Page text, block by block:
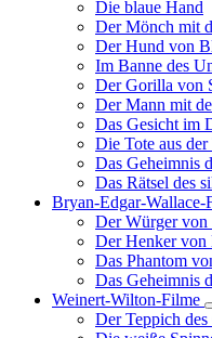
Die blaue Hand
Der Mönch mit
Der Hund von
Im Banne des
Der Gorilla von
Der Mann mit
Das Gesicht im
Die Tote aus der
Das Geheimnis
Das Rätsel des
Bryan-Edgar-Wallace-
Der Würger von
Der Henker von
Das Phantom
Das Geheimnis
Weinert-Wilton-Filme
Der Teppich des